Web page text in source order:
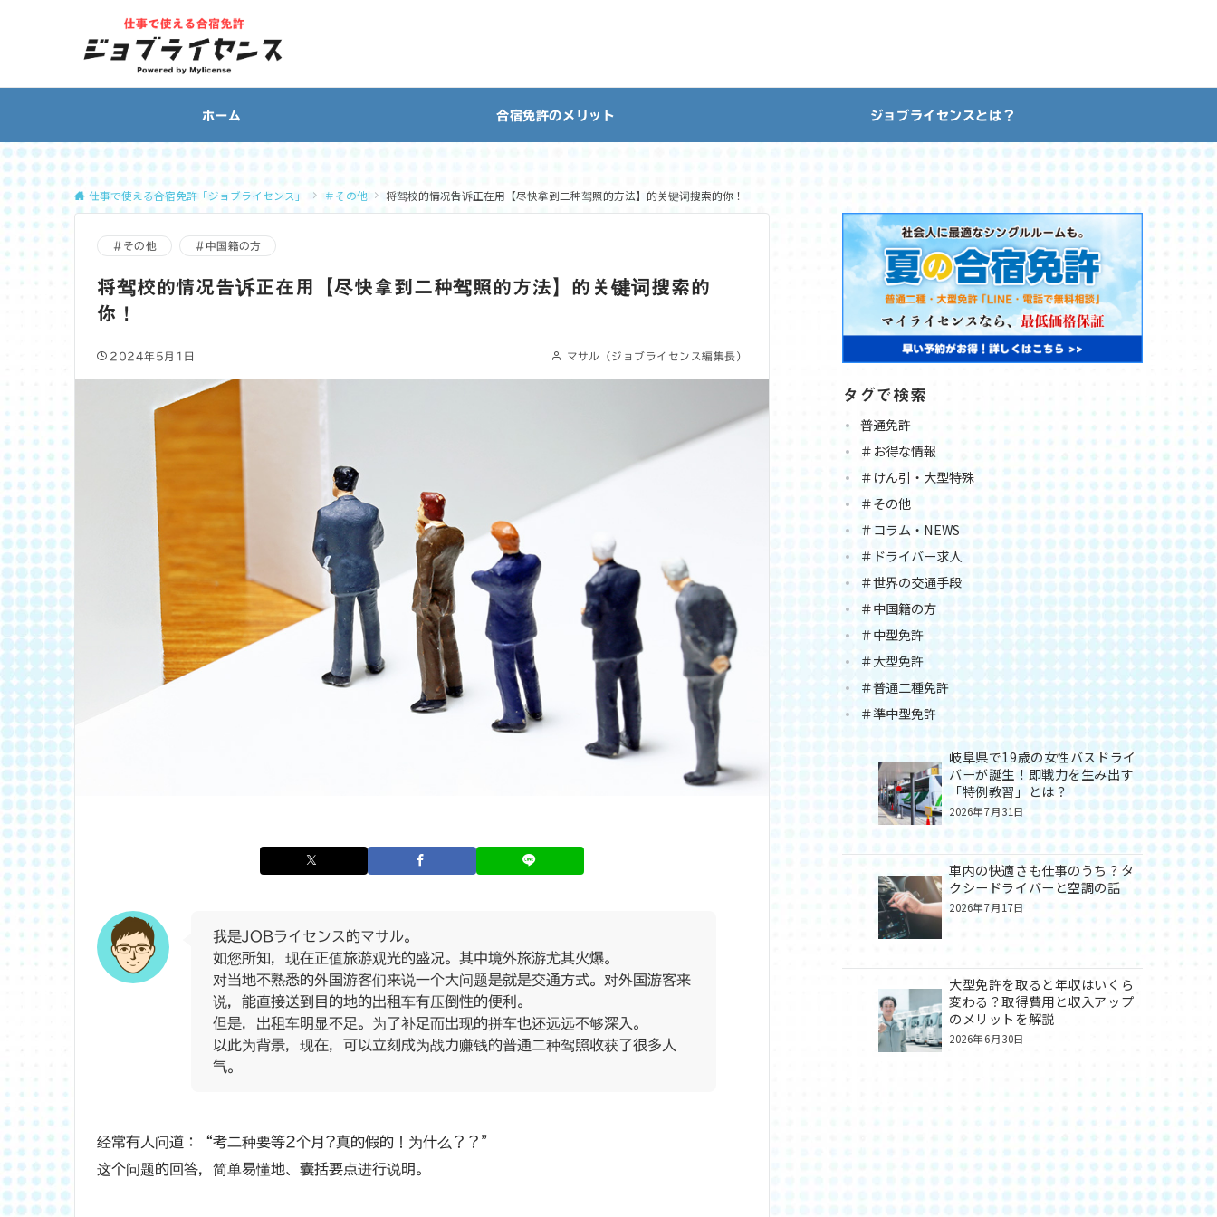
ホーム 合宿免許のメリット ジョブライセンスとは？
仕事で使える合宿免許「ジョブライセンス」 ＃その他 将驾校的情况告诉正在用【尽快拿到二种驾照的方法】的关键词搜索的你！
＃その他 ＃中国籍の方
将驾校的情况告诉正在用【尽快拿到二种驾照的方法】的关键词搜索的
你！
2024年5月1日 マサル（ジョブライセンス編集長）
我是JOBライセンス的マサル。
如您所知，现在正值旅游观光的盛况。其中境外旅游尤其火爆。
对当地不熟悉的外国游客们来说一个大问题是就是交通方式。对外国游客来
说，能直接送到目的地的出租车有压倒性的便利。
但是，出租车明显不足。为了补足而出现的拼车也还远远不够深入。
以此为背景，现在，可以立刻成为战力赚钱的普通二种驾照收获了很多人
气。
经常有人问道：“考二种要等2个月?真的假的！为什么？？”
这个问题的回答，简单易懂地、囊括要点进行说明。
タグで検索
普通免許
＃お得な情報
＃けん引・大型特殊
＃その他
＃コラム・NEWS
＃ドライバー求人
＃世界の交通手段
＃中国籍の方
＃中型免許
＃大型免許
＃普通二種免許
＃準中型免許
岐阜県で19歳の女性バスドライ
バーが誕生！即戦力を生み出す
「特例教習」とは？
2026年7月31日
車内の快適さも仕事のうち？タ
クシードライバーと空調の話
2026年7月17日
大型免許を取ると年収はいくら
変わる？取得費用と収入アップ
のメリットを解説
2026年6月30日